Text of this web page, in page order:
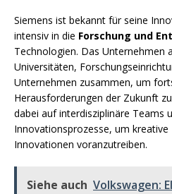
Siemens ist bekannt für seine
intensiv in die Forschung und
Technologien. Das Unternehmen
Universitäten,
Unternehmen zusammen, um
Herausforderungen der Zukunft
dabei auf interdisziplinäre Teams
Innovationsprozesse, um kreative
Innovationen voranzutreiben.
Siehe auch Volkswagen: